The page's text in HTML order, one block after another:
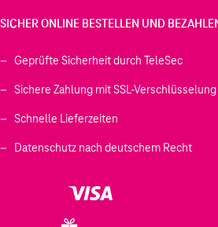
SICHER ONLINE BESTELLEN UND
Geprüfte Sicherheit durch TeleSec
Sichere Zahlung mit SSL-Verschlüsselung
Schnelle Lieferzeiten
Datenschutz nach deutschem Recht